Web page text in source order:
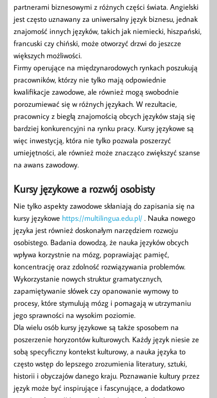
partnerami biznesowymi z różnych części świata. Angielski
jest często uznawany za uniwersalny język biznesu, jednak
znajomość innych języków, takich jak niemiecki, hiszpański,
francuski czy chiński, może otworzyć drzwi do jeszcze
większych możliwości.
Firmy operujące na międzynarodowych rynkach poszukują
pracowników, którzy nie tylko mają odpowiednie
kwalifikacje zawodowe, ale również mogą swobodnie
porozumiewać się w różnych językach. W rezultacie,
pracownicy z biegłą znajomością obcych języków stają się
bardziej konkurencyjni na rynku pracy. Kursy językowe są
więc inwestycją, która nie tylko pozwala poszerzyć
umiejętności, ale również może znacząco zwiększyć szanse
na awans zawodowy.
Kursy językowe a rozwój osobisty
Nie tylko aspekty zawodowe skłaniają do zapisania się na
kursy językowe https://multilingua.edu.pl/ . Nauka nowego
języka jest również doskonałym narzędziem rozwoju
osobistego. Badania dowodzą, że nauka języków obcych
wpływa korzystnie na mózg, poprawiając pamięć,
koncentrację oraz zdolność rozwiązywania problemów.
Wykorzystanie nowych struktur gramatycznych,
zapamiętywanie słówek czy opanowanie wymowy to
procesy, które stymulują mózg i pomagają w utrzymaniu
jego sprawności na wysokim poziomie.
Dla wielu osób kursy językowe są także sposobem na
poszerzenie horyzontów kulturowych. Każdy język niesie ze
sobą specyficzny kontekst kulturowy, a nauka języka to
często wstęp do lepszego zrozumienia literatury, sztuki,
historii i obyczajów danego kraju. Poznawanie kultury przez
język może być inspirujące i fascynujące, a dodatkowo